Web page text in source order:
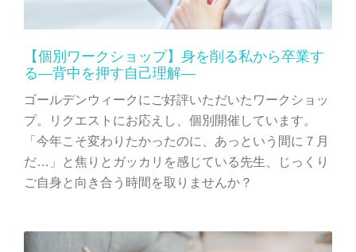
【個別ワークショップ】身を削る私から卒業す
る―背中を押す自己理解—
ゴールデンウィークにご好評いただいたワークショッ
プ。リクエストにお応えし、個別開催しています。
「今年こそ変わりたかったのに、あっという間に７月
だ…」と焦りとガッカリを感じている先生、じっくり
ご自身と向き合う時間を取りませんか？